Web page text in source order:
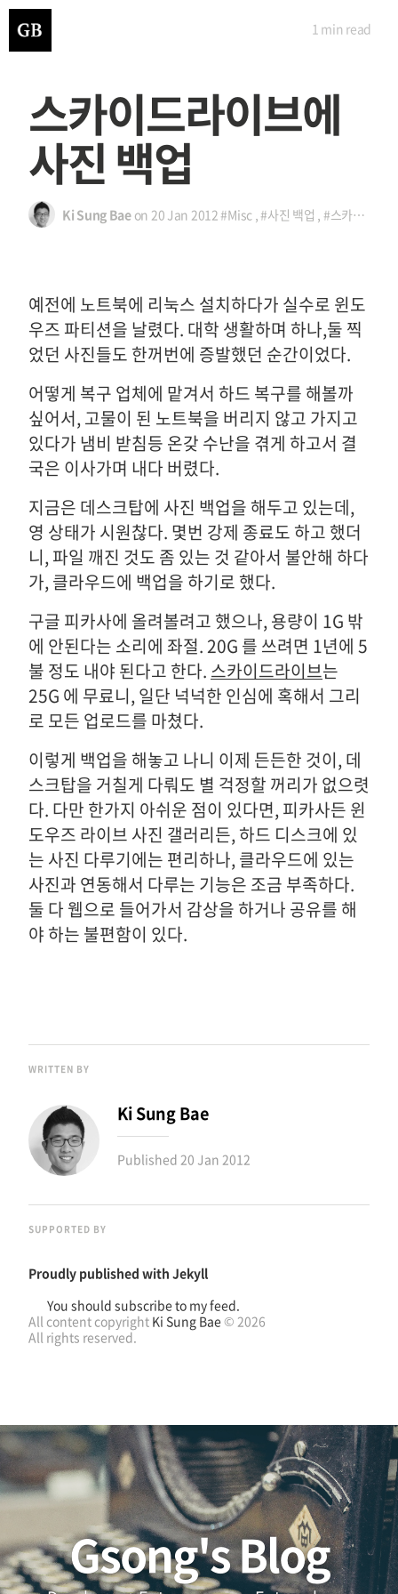
스카이드라이브에
사진 백업
Ki Sung Baeon 20 Jan 2012#Misc ,#사진 백업 , #스카이드라이브
1 min read
예전에 노트북에 리눅스 설치하다가 실수로 윈도
우즈 파티션을 날렸다. 대학 생활하며 하나,둘 찍
었던 사진들도 한꺼번에 증발했던 순간이었다.
어떻게 복구 업체에 맡겨서 하드 복구를 해볼까
싶어서, 고물이 된 노트북을 버리지 않고 가지고
있다가 냄비 받침등 온갖 수난을 겪게 하고서 결
국은 이사가며 내다 버렸다.
지금은 데스크탑에 사진 백업을 해두고 있는데,
영 상태가 시원찮다. 몇번 강제 종료도 하고 했더
니, 파일 깨진 것도 좀 있는 것 같아서 불안해 하다
가, 클라우드에 백업을 하기로 했다.
구글 피카사에 올려볼려고 했으나, 용량이 1G 밖
에 안된다는 소리에 좌절. 20G 를 쓰려면 1년에 5
불 정도 내야 된다고 한다. 스카이드라이브는
25G 에 무료니, 일단 넉넉한 인심에 혹해서 그리
로 모든 업로드를 마쳤다.
이렇게 백업을 해놓고 나니 이제 든든한 것이, 데
스크탑을 거칠게 다뤄도 별 걱정할 꺼리가 없으렷
다. 다만 한가지 아쉬운 점이 있다면, 피카사든 윈
도우즈 라이브 사진 갤러리든, 하드 디스크에 있
는 사진 다루기에는 편리하나, 클라우드에 있는
사진과 연동해서 다루는 기능은 조금 부족하다.
둘 다 웹으로 들어가서 감상을 하거나 공유를 해
야 하는 불편함이 있다.
WRITTEN BY
Ki Sung Bae
Published 20 Jan 2012
SUPPORTED BY
Proudly published with Jekyll
You should subscribe to my feed.
All content copyright Ki Sung Bae© 2026
All rights reserved.
Gsong's Blog